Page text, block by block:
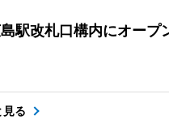
島駅改札口構内にオープ
見る